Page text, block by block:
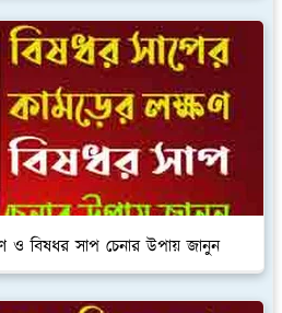
ও বিষধর সাপ চেনার উপায় জানুন